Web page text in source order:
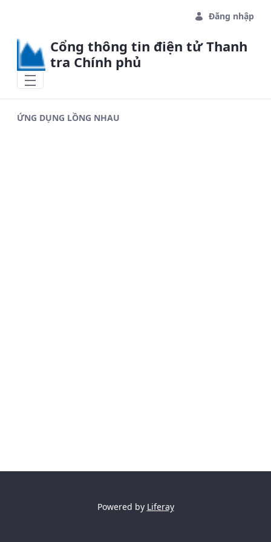
Đăng nhập
Cổng thông tin điện tử Thanh
tra Chính phủ
ỨNG DỤNG LỒNG NHAU
Powered by Liferay